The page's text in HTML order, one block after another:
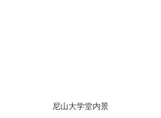
尼山大学堂内景